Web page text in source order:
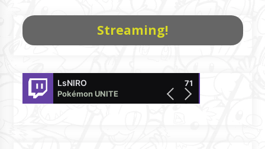
Streaming!
LsNIRO
Pokémon UNITE
71